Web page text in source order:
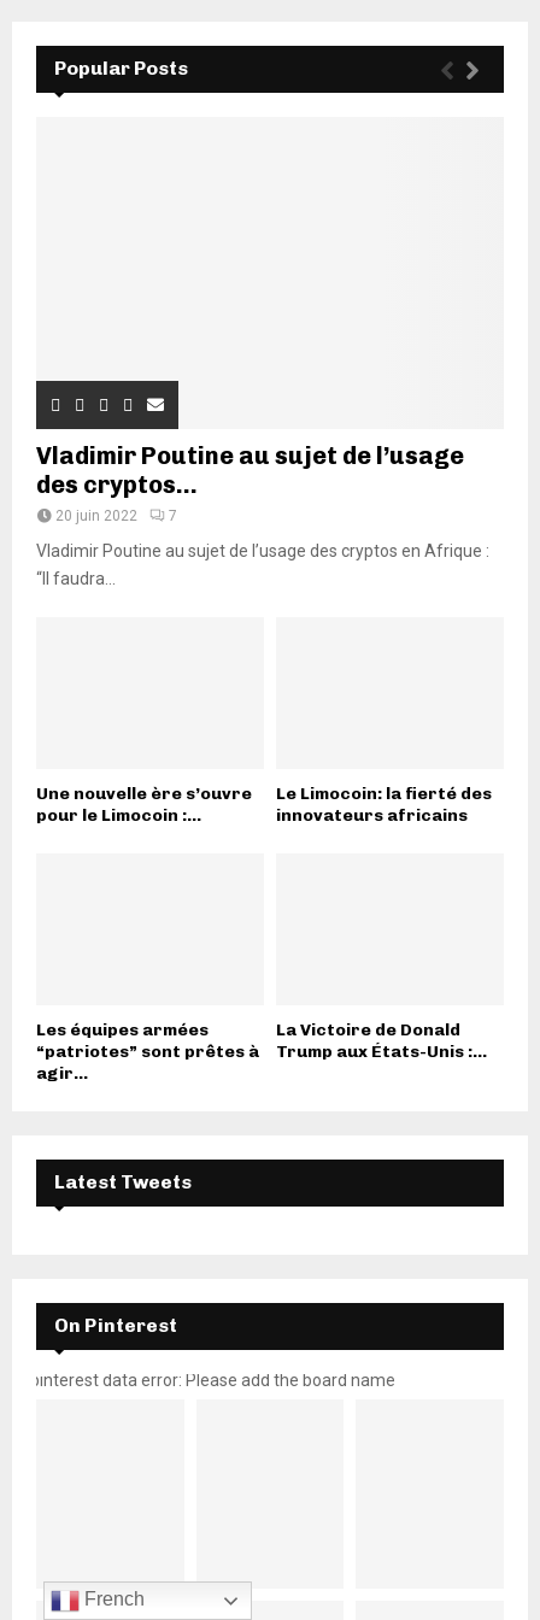
Popular Posts
Vladimir Poutine au sujet de l’usage
des cryptos...
20 juin 2022 7
Vladimir Poutine au sujet de l’usage des cryptos en Afrique :
“Il faudra...
Une nouvelle ère s’ouvre
pour le Limocoin :...
Le Limocoin: la fierté des
innovateurs africains
Les équipes armées
“patriotes” sont prêtes à
agir...
La Victoire de Donald
Trump aux États-Unis :...
Latest Tweets
On Pinterest
pinterest data error: Please add the board name
French